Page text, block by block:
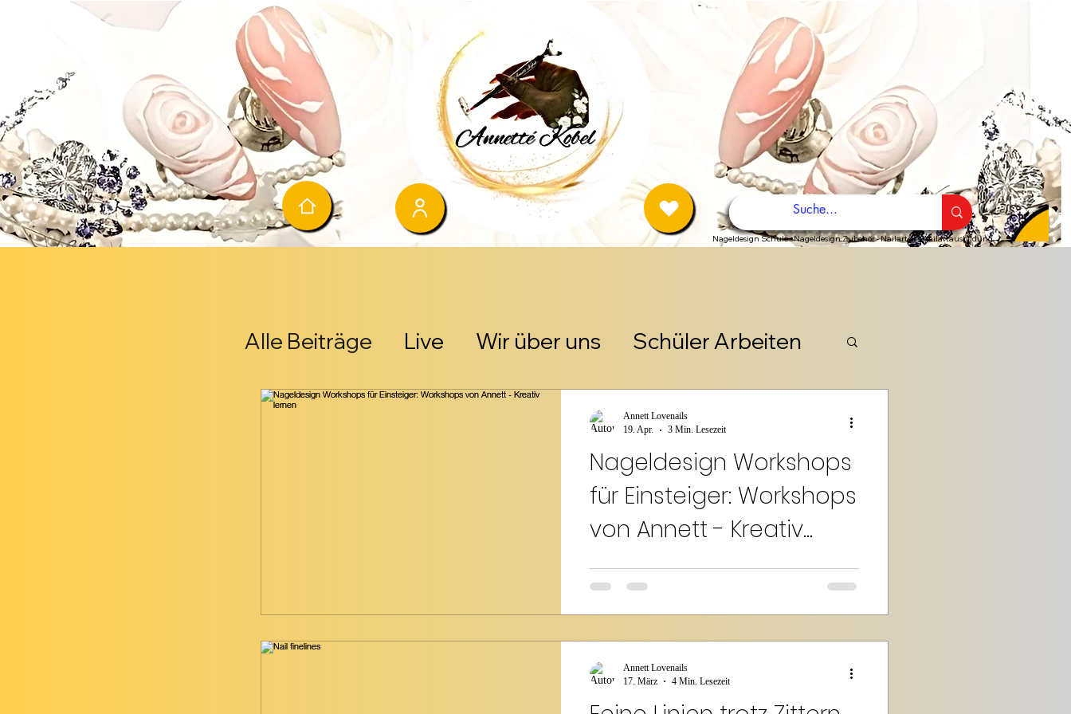
Nageldesign Schule - Nageldesign Zubehör - Nailartist - Nailartausbildung
Alle Beiträge Live Wir über uns Schüler Arbeiten
Tutorial
Nageldesign Workshops
für Einsteiger: Workshops
von Annett - Kreativ
lernen
Nageldesign ist mehr als nur ein Handwerk. Es ist
eine Kunst, die Kreativität und Präzision verbindet.
Leidenschaft für Nageldesign neu entfachen kannst.
Mit den Workshops von Annett lernst du Schritt für
Schritt, wie du aus einfachen Nägeln kleine
Annett Lovenails
19. Apr.
3 Min. Lesezeit
Annett Lovenails
17. März
4 Min. Lesezeit